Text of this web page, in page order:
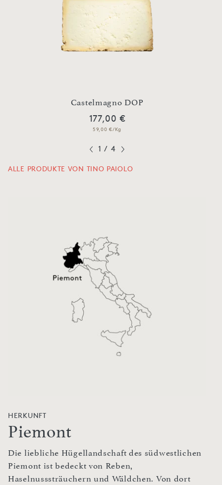
Castelmagno DOP
177,00 €
59,00 €/Kg
1 / 4
ALLE PRODUKTE VON TINO PAIOLO
HERKUNFT
Piemont
Die liebliche Hügellandschaft des südwestlichen
Piemont ist bedeckt von Reben,
Haselnusssträuchern und Wäldchen. Von dort